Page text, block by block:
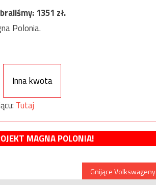
1351 zł.
Polonia.
Inna kwota
Tutaj
MAGNA POLONIA!
Gnijące Volkswageny